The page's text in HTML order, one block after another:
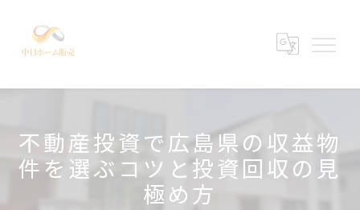
不動産投資で広島県の収益物
件を選ぶコツと投資回収の見
極め方